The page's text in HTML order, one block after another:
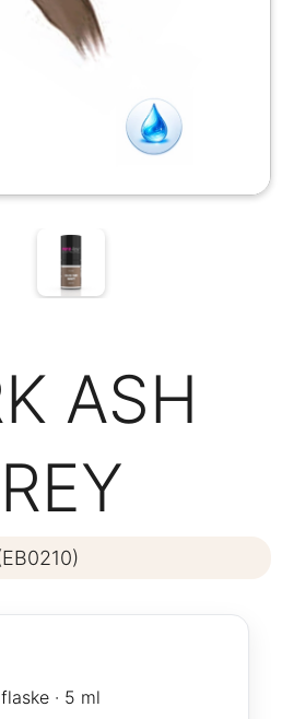
ASH
· 5 ml